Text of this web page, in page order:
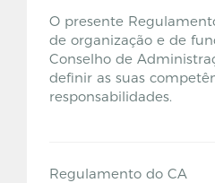
O presente
de organização e de
Conselho de
definir as suas
responsabilidades.
Regulamento do CA